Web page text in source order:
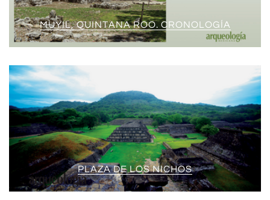
MUYIL, QUINTANA ROO. CRONOLOGÍA
PLAZA DE LOS NICHOS